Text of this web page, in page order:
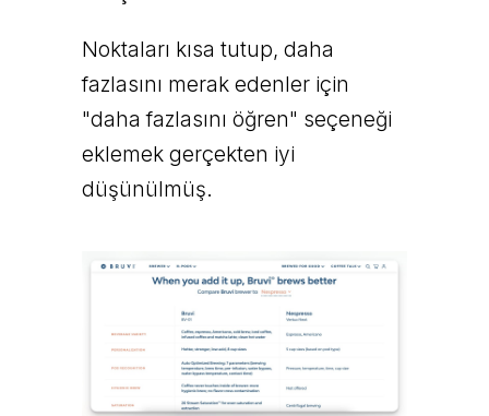
Noktaları kısa tutup, daha
fazlasını merak edenler için
"daha fazlasını öğren" seçeneği
eklemek gerçekten iyi
düşünülmüş.